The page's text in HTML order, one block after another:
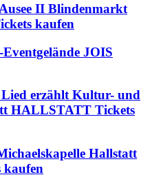
II Blindenmarkt
kaufen
JOIS
erzählt Kultur- und
HALLSTATT Tickets
Hallstatt